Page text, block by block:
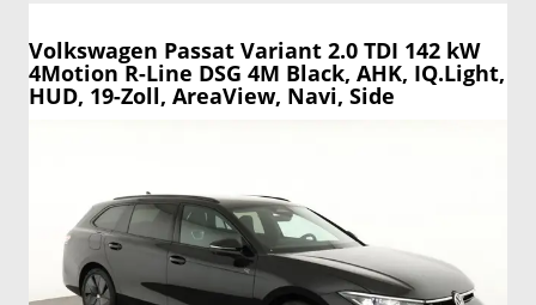
Volkswagen Passat Variant 2.0 TDI 142 kW
4Motion R-Line DSG 4M Black, AHK, IQ.Light,
HUD, 19-Zoll, AreaView, Navi, Side